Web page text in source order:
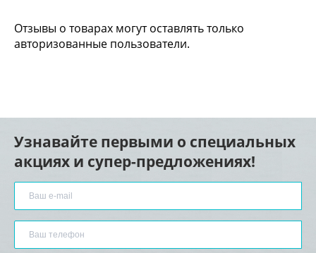
Отзывы о товарах могут оставлять только
авторизованные пользователи.
Узнавайте первыми о специальных
акциях и супер-предложениях!